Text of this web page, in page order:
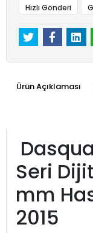
Hızlı Gönderi
Ürün Açıklaması
Seri
mm
2015